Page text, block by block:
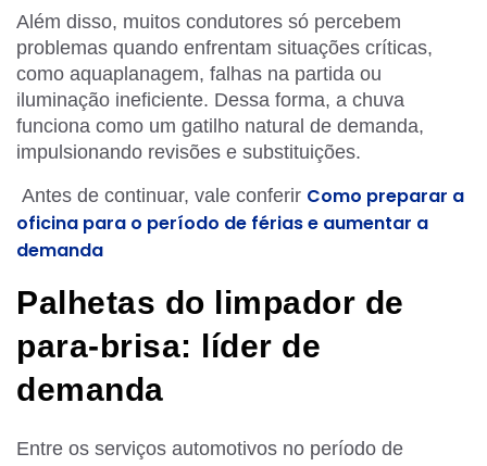
Além disso, muitos condutores só percebem
problemas quando enfrentam situações críticas,
como aquaplanagem, falhas na partida ou
iluminação ineficiente. Dessa forma, a chuva
funciona como um gatilho natural de demanda,
impulsionando revisões e substituições.
Antes de continuar, vale conferir Como preparar a
oficina para o período de férias e aumentar a
demanda
Palhetas do limpador de
para-brisa: líder de
demanda
Entre os serviços automotivos no período de